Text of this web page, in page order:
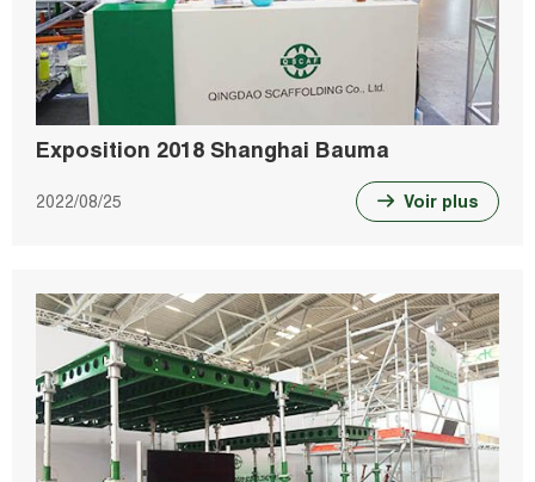
Exposition 2018 Shanghai Bauma
2022/08/25 Voir plus